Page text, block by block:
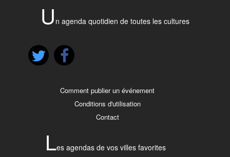
U n agenda quotidien de toutes les cultures
Comment publier un événement
Conditions d'utilisation
Contact
Les agendas de vos villes favorites